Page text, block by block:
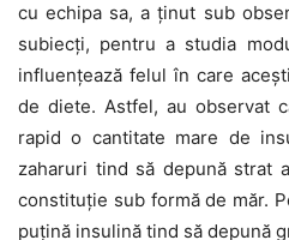
cu echipa sa, a ținut sub
subiecți, pentru a studia
influențează felul în care
de diete. Astfel, au observat
rapid o cantitate mare de
zaharuri tind să depună strat
constituție sub formă de măr.
puțină insulină tind să depună